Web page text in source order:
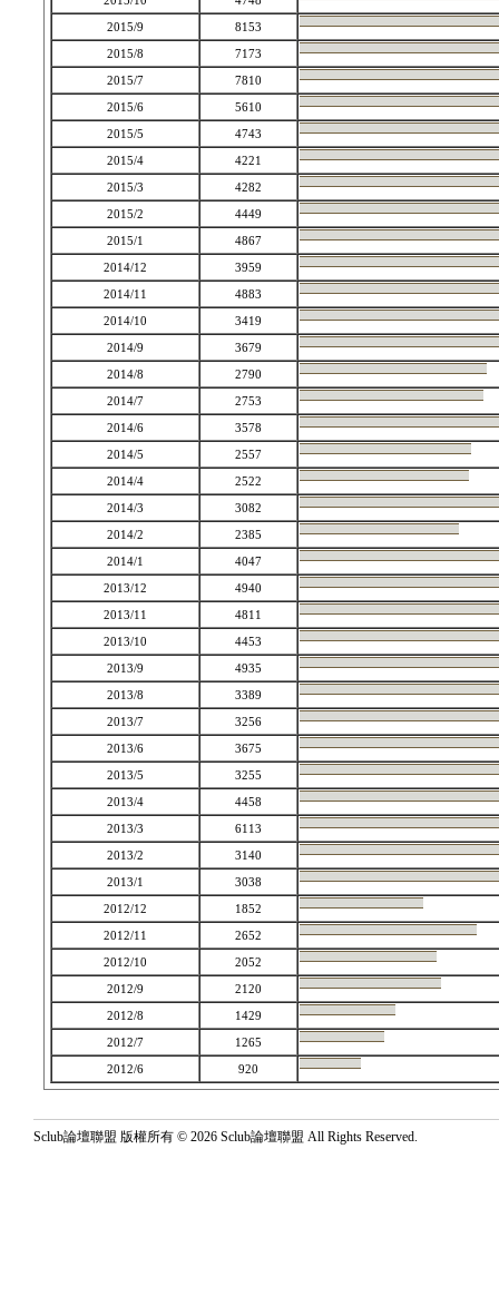
2015/9
8153
2015/8
7173
2015/7
7810
2015/6
5610
2015/5
4743
2015/4
4221
2015/3
4282
2015/2
4449
2015/1
4867
2014/12
3959
2014/11
4883
2014/10
3419
2014/9
3679
2014/8
2790
2014/7
2753
2014/6
3578
2014/5
2557
2014/4
2522
2014/3
3082
2014/2
2385
2014/1
4047
2013/12
4940
2013/11
4811
2013/10
4453
2013/9
4935
2013/8
3389
2013/7
3256
2013/6
3675
2013/5
3255
2013/4
4458
2013/3
6113
2013/2
3140
2013/1
3038
2012/12
1852
2012/11
2652
2012/10
2052
2012/9
2120
2012/8
1429
2012/7
1265
2012/6
920
Sclub論壇聯盟 版權所有 © 2026 Sclub論壇聯盟 All Rights Reserved.